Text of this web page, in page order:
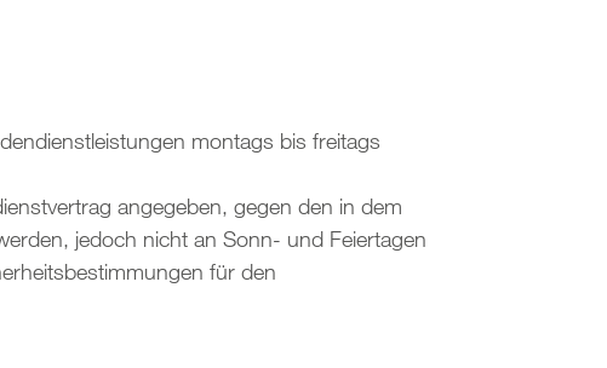
montags bis freitags
angegeben, gegen den in dem
jedoch nicht an Sonn- und Feiertagen
für den